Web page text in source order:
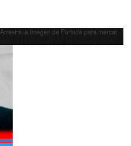
Arrastra la Imagen de Portada para marcar